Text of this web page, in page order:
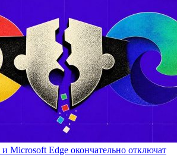
Microsoft Edge окончательно отключат